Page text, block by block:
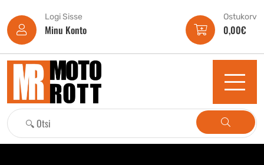
Logi Sisse
Minu Konto
Ostukorv
0,00€